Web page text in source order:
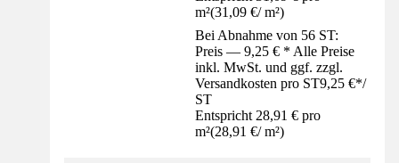
m²(31,09 €/ m²)
Bei Abnahme von 56 ST:
Preis — 9,25 € * Alle Preise
inkl. MwSt. und ggf. zzgl.
Versandkosten pro ST9,25 €*/
ST
Entspricht 28,91 € pro
m²(28,91 €/ m²)